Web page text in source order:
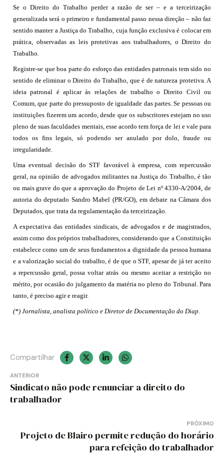
Se o Direito do Trabalho perder a razão de ser – e a terceirização
generalizada será o primeiro e fundamental passo nessa direção – não faz
sentido manter a Justiça do Trabalho, cuja função exclusiva é colocar em
prática, observadas as leis protetivas aos trabalhadores, o Direito do
Trabalho.
Registre-se que boa parte do esforço das entidades patronais tem sido no
sentido de eliminar o Direito do Trabalho, que é de natureza protetiva. A
ideia patronal é aplicar às relações de trabalho o Direito Civil ou
Comum, que parte do pressuposto de igualdade das partes. Se pessoas ou
instituições fizerem um acordo, desde que os subscritores estejam no uso
pleno de suas faculdades mentais, esse acordo tem força de lei e vale para
todos os fins legais, só podendo ser anulado por dolo, fraude ou
irregularidade.
Uma eventual decisão do STF favorável à empresa, com repercussão
geral, na opinião de advogados militantes na Justiça do Trabalho, é tão
ou mais grave do que a aprovação do Projeto de Lei nº 4330-A/2004, de
autoria do deputado Sandro Mabel (PR/GO), em debate na Câmara dos
Deputados, que trata da regulamentação da terceirização.
A expectativa das entidades sindicais, de advogados e de magistrados,
assim como dos próprios trabalhadores, considerando que a Constituição
estabelece como um de seus fundamentos a dignidade da pessoa humana
e a valorização social do trabalho, é de que o STF, apesar de já ter aceito
a repercussão geral, possa voltar atrás ou mesmo aceitar a restrição no
mérito, por ocasião do julgamento da matéria no pleno do Tribunal. Para
tanto, é preciso agir e reagir.
(*) Jornalista, analista político e Diretor de Documentação do Diap.
Compartilhar
Navegação
de
ANTERIOR
Sindicato não pode renunciar a direito do
trabalhador
PRÓXIMO
Projeto de Blairo permite redução do horário
para refeição do trabalhador